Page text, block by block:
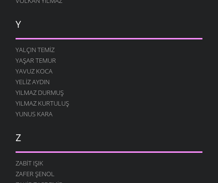
Y
YALÇIN TEMIZ
YAŞAR TEMUR
YAVUZ KOCA
YELIZ AYDIN
YILMAZ DURMUŞ
YILMAZ KURTULUŞ
YUNUS KARA
Z
ZABIT IŞIK
ZAFER ŞENOL